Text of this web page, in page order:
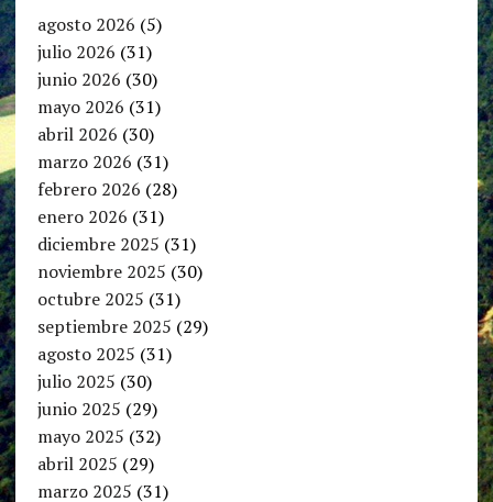
agosto 2026 (5)
julio 2026 (31)
junio 2026 (30)
mayo 2026 (31)
abril 2026 (30)
marzo 2026 (31)
febrero 2026 (28)
enero 2026 (31)
diciembre 2025 (31)
noviembre 2025 (30)
octubre 2025 (31)
septiembre 2025 (29)
agosto 2025 (31)
julio 2025 (30)
junio 2025 (29)
mayo 2025 (32)
abril 2025 (29)
marzo 2025 (31)